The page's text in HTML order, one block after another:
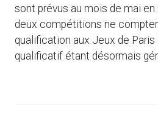
sont prévus au mois de mai en
deux compétitions ne
qualification aux Jeux de
qualificatif étant désormais